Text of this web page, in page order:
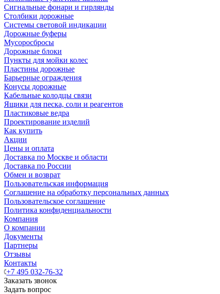
Сигнальные фонари и гирлянды
Столбики дорожные
Системы световой индикации
Дорожные буферы
Мусоросбросы
Дорожные блоки
Пункты для мойки колес
Пластины дорожные
Барьерные ограждения
Конусы дорожные
Кабельные колодцы связи
Ящики для песка, соли и реагентов
Пластиковые ведра
Проектирование изделий
Как купить
Акции
Цены и оплата
Доставка по Москве и области
Доставка по России
Обмен и возврат
Пользовательская информация
Соглашение на обработку персональных данных
Пользовательское соглашение
Политика конфиденциальности
Компания
О компании
Документы
Партнеры
Отзывы
Контакты
+7 495 032-76-32
Заказать звонок
Задать вопрос